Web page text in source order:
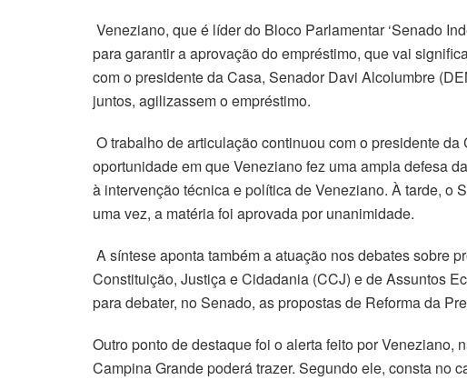
Veneziano, que é líder do Bloco Parlamentar ‘Senado
para garantir a aprovação do empréstimo, que vai
com o presidente da Casa, Senador Davi Alcolumbre
juntos, agilizassem o empréstimo.
O trabalho de articulação continuou com o presidente
oportunidade em que Veneziano fez uma ampla defesa
à intervenção técnica e política de Veneziano. À tarde, o
uma vez, a matéria foi aprovada por unanimidade.
A síntese aponta também a atuação nos debates sobre
Constituição, Justiça e Cidadania (CCJ) e de Assuntos
para debater, no Senado, as propostas de Reforma da
Outro ponto de destaque foi o alerta feito por
Campina Grande poderá trazer. Segundo ele, consta no